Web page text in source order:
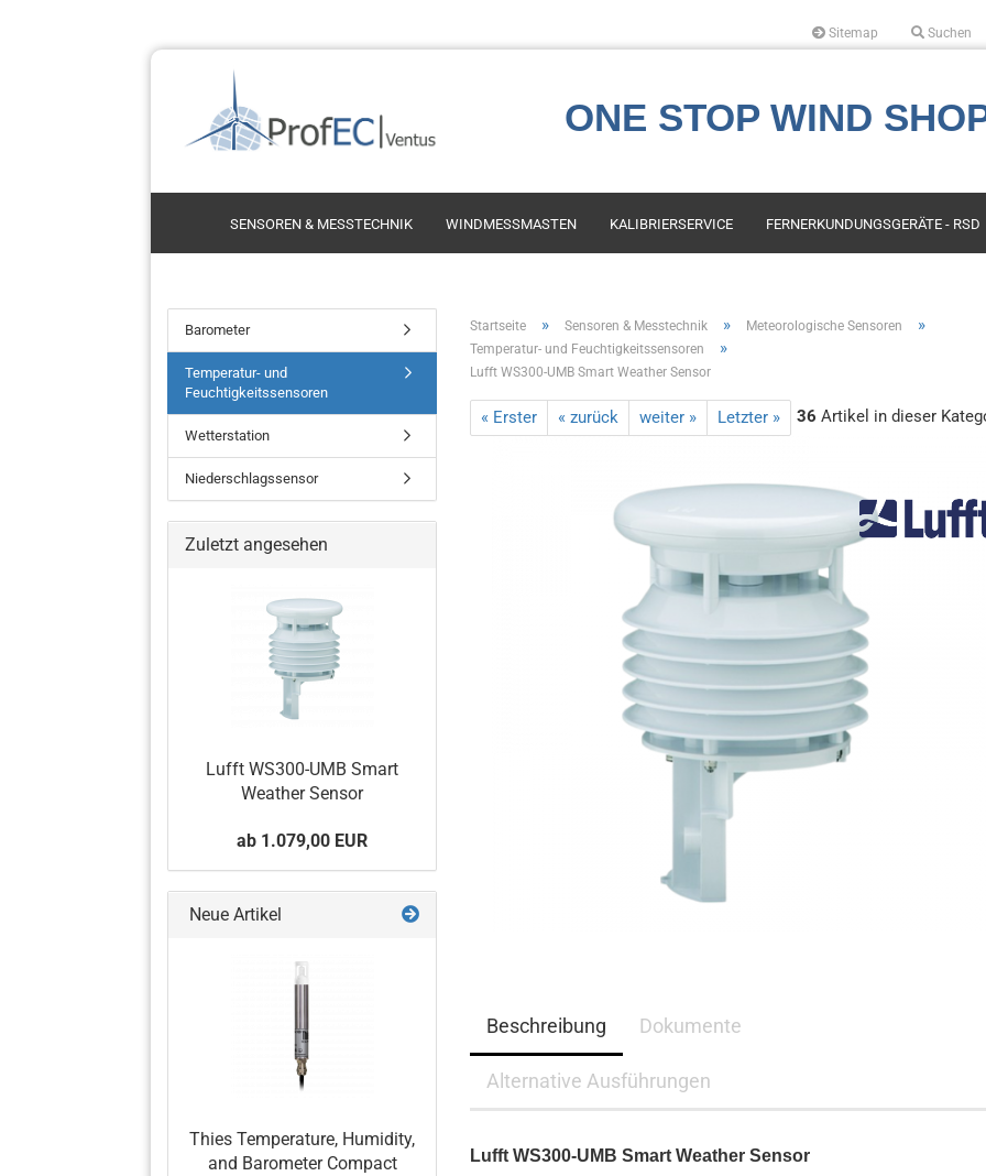
Sitemap Suchen
Lieferland
ONE STOP WIND
SENSOREN & MESSTECHNIK
Schalensternanemometer
Ultrasonic Anemometer
Propelleranemometer
Thies First Class
Thies Compact
Vector Instruments
Kintech Engineering
Vaisala
Barometer
Temperatur- und
Feuchtigkeitssensoren
Wetterstation
WINDMESSMASTEN KALIBRIERSERVICE FERNERKUNDUNGSGERÄTE - RSD
Kauf
Atmospheric Conditions
Mapping
Startseite » Sensoren & Messtechnik » Meteorologische Sensoren »
Temperatur- und Feuchtigkeitssensoren »
Lufft WS300-UMB Smart Weather Sensor
« Erster « zurück weiter » Letzter » 36 Artikel in dieser
Beschreibung Dokumente
Alternative Ausführungen
Lufft WS300-UMB Smart Weather Sensor
Barometer
Temperatur- und
Feuchtigkeitssensoren
Wetterstation
Niederschlagssensor
Zuletzt angesehen
Lufft WS300-UMB Smart
Weather Sensor
ab 1.079,00 EUR
Neue Artikel
Thies Temperature, Humidity,
and Barometer Compact